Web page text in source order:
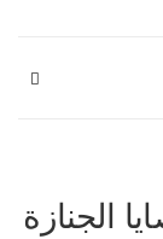
الجنازة